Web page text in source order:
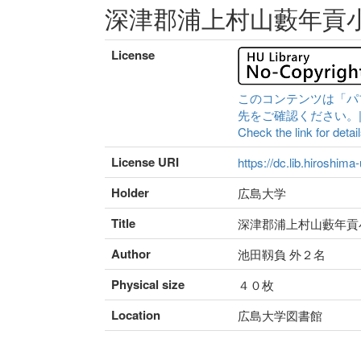
深津郡浦上村山藪年貢
License
このコンテンツは「
先をご確認ください
Check the link for
License URI https://
Holder 広島大学
Title 深津郡浦上村山藪年
Author 池田靱負 外２名
Physical size ４０枚
Location 広島大学図書館